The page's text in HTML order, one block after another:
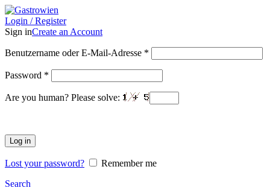
Login / Register
Sign inCreate an Account
Benutzername oder E-Mail-Adresse *
Password *
Are you human? Please solve:
Log in
Lost your password?
Remember me
Search